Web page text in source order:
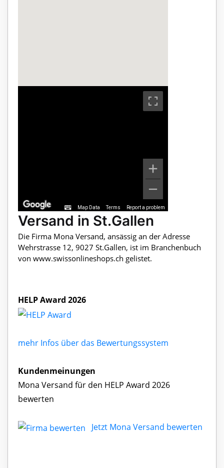
Map Data Terms Report a problem
Versand in St.Gallen
Die Firma Mona Versand, ansässig an der Adresse
Wehrstrasse 12, 9027 St.Gallen, ist im Branchenbuch
von www.swissonlineshops.ch gelistet.
HELP Award 2026
mehr Infos über das Bewertungssystem
Kundenmeinungen
Mona Versand für den HELP Award 2026
bewerten
Jetzt Mona Versand bewerten